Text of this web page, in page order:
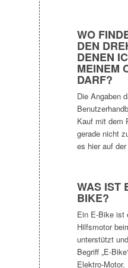
WO
DEN
DENEN
MEINEM
DARF?
Die Angaben
Kauf mit dem
gerade nicht
es hier auf
WAS IST
BIKE?
Ein E-Bike ist
Hilfsmotor
unterstützt
Begriff „E-
Elektro-Motor.